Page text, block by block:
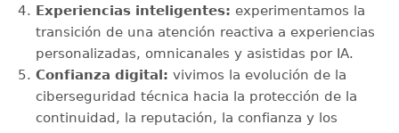
Experiencias inteligentes: experimentamos la
transición de una atención reactiva a experiencias
personalizadas, omnicanales y asistidas por IA.
Confianza digital: vivimos la evolución de la
ciberseguridad técnica hacia la protección de la
continuidad, la reputación, la confianza y los